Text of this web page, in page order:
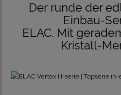
Der runde der
Einbau-
ELAC. Mit
Kristall-